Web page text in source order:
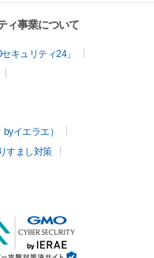
ィ事業について
キュリティ24」
イエラエ）
すまし対策